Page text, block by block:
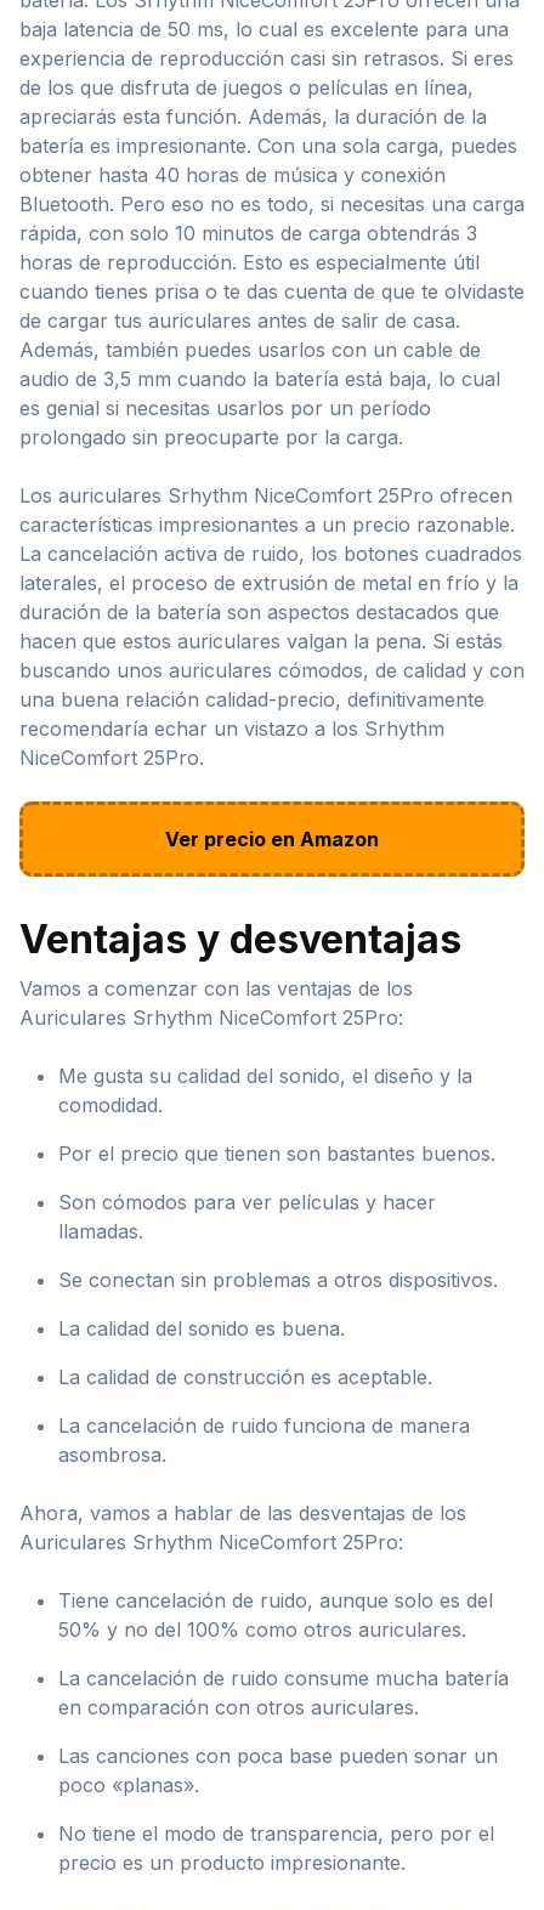
baja latencia de 50 ms, lo cual es excelente para una
experiencia de reproducción casi sin retrasos. Si eres
de los que disfruta de juegos o películas en línea,
apreciarás esta función. Además, la duración de la
batería es impresionante. Con una sola carga, puedes
obtener hasta 40 horas de música y conexión
Bluetooth. Pero eso no es todo, si necesitas una carga
rápida, con solo 10 minutos de carga obtendrás 3
horas de reproducción. Esto es especialmente útil
cuando tienes prisa o te das cuenta de que te olvidaste
de cargar tus auriculares antes de salir de casa.
Además, también puedes usarlos con un cable de
audio de 3,5 mm cuando la batería está baja, lo cual
es genial si necesitas usarlos por un período
prolongado sin preocuparte por la carga.
Los auriculares Srhythm NiceComfort 25Pro ofrecen
características impresionantes a un precio razonable.
La cancelación activa de ruido, los botones cuadrados
laterales, el proceso de extrusión de metal en frío y la
duración de la batería son aspectos destacados que
hacen que estos auriculares valgan la pena. Si estás
buscando unos auriculares cómodos, de calidad y con
una buena relación calidad-precio, definitivamente
recomendaría echar un vistazo a los Srhythm
NiceComfort 25Pro.
Ver precio en Amazon
Ventajas y desventajas
Vamos a comenzar con las ventajas de los
Auriculares Srhythm NiceComfort 25Pro:
Me gusta su calidad del sonido, el diseño y la
comodidad.
Por el precio que tienen son bastantes buenos.
Son cómodos para ver películas y hacer
llamadas.
Se conectan sin problemas a otros dispositivos.
La calidad del sonido es buena.
La calidad de construcción es aceptable.
La cancelación de ruido funciona de manera
asombrosa.
Ahora, vamos a hablar de las desventajas de los
Auriculares Srhythm NiceComfort 25Pro:
Tiene cancelación de ruido, aunque solo es del
50% y no del 100% como otros auriculares.
La cancelación de ruido consume mucha batería
en comparación con otros auriculares.
Las canciones con poca base pueden sonar un
poco «planas».
No tiene el modo de transparencia, pero por el
precio es un producto impresionante.